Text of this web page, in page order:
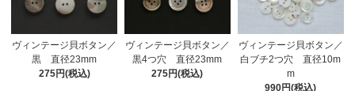
ヴィンテージ貝ボタン／
黒 直径23mm
275円(税込)
ヴィンテージ貝ボタン／
黒4つ穴 直径23mm
275円(税込)
ヴィンテージ貝ボタン／
白ブチ2つ穴 直径10m
m
990円(税込)